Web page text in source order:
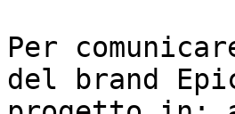
Per
del brand